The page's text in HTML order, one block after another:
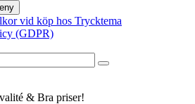
vid köp hos Trycktema
(GDPR)
& Bra priser!